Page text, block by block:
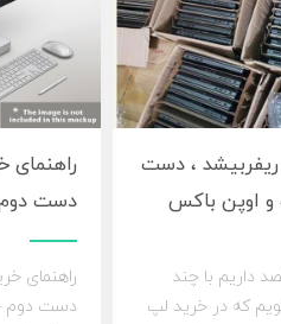
، دست
اوپن باکس
داریم با چند
که در خرید لپ
راهنمای
دست
راهنمای
دست دوم